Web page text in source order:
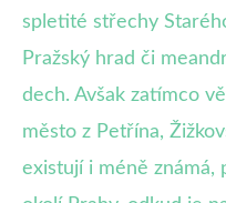
spletité střechy
Pražský hrad či
dech. Avšak zatímco
město z Petřína,
existují i méně známá,